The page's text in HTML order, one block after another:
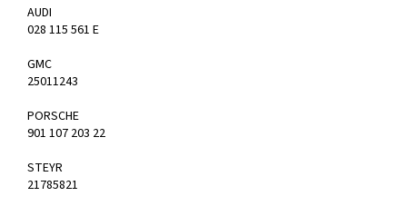
AUDI
028 115 561 E
GMC
25011243
PORSCHE
901 107 203 22
STEYR
21785821